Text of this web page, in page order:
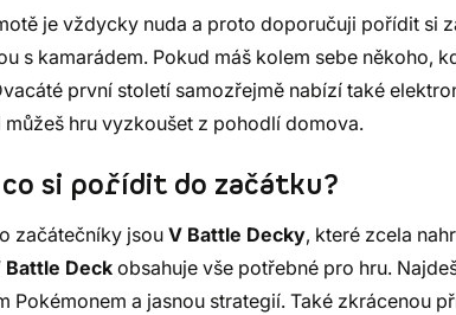
je vždycky nuda a proto doporučuji pořídit si
s kamarádem. Pokud máš kolem sebe někoho,
první století samozřejmě nabízí také
můžeš hru vyzkoušet z pohodlí domova.
co si pořídit do začátku?
začátečníky jsouV Battle Decky, které zcela
Battle Deck obsahuje vše potřebné pro hru.
Pokémonem a jasnou strategií. Také zkrácenou